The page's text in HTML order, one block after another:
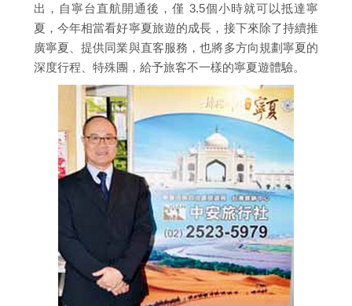
出，自寧台直航開通後，僅 3.5個小時就可以抵達寧
夏，今年相當看好寧夏旅遊的成長，接下來除了持續推
廣寧夏、提供同業與直客服務，也將多方向規劃寧夏的
深度行程、特殊團，給予旅客不一樣的寧夏遊體驗。